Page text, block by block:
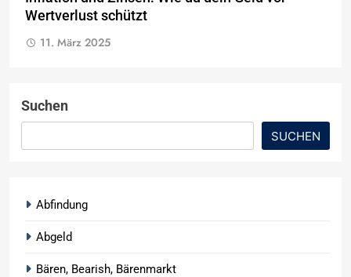
Wertverlust schützt
11. März 2025
Suchen
SUCHEN
Abfindung
Abgeld
Bären, Bearish, Bärenmarkt